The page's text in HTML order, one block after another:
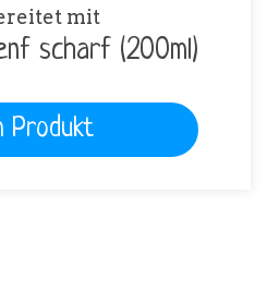
mit
scharf (200ml)
Produkt